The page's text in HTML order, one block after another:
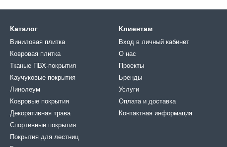
Каталог
Виниловая плитка
Ковровая плитка
Тканые ПВХ-покрытия
Каучуковые покрытия
Линолеум
Ковровые покрытия
Декоративная трава
Спортивные покрытия
Покрытия для лестниц
Клиентам
Вход в личный кабинет
О нас
Проекты
Бренды
Услуги
Оплата и доставка
Контактная информация